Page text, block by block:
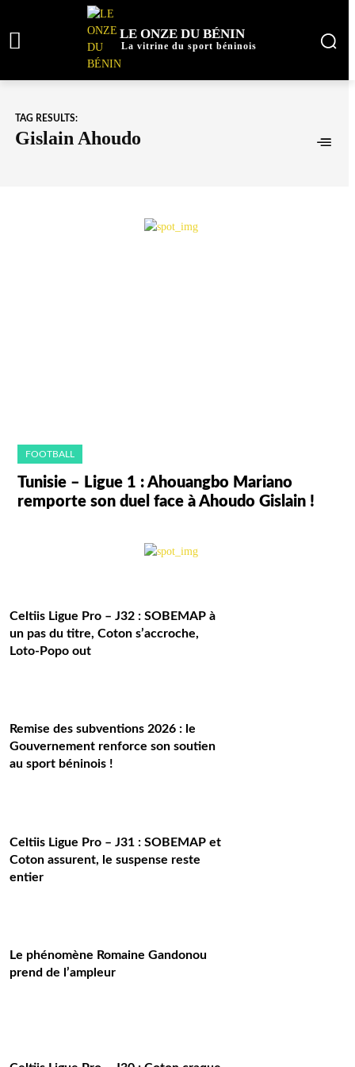
LE ONZE DU BÉNIN
La vitrine du sport béninois
TAG RESULTS:
Gislain Ahoudo
FOOTBALL
Tunisie – Ligue 1 : Ahouangbo Mariano
remporte son duel face à Ahoudo Gislain !
Celtiis Ligue Pro – J32 : SOBEMAP à
un pas du titre, Coton s’accroche,
Loto-Popo out
Remise des subventions 2026 : le
Gouvernement renforce son soutien
au sport béninois !
Celtiis Ligue Pro – J31 : SOBEMAP et
Coton assurent, le suspense reste
entier
Le phénomène Romaine Gandonou
prend de l’ampleur